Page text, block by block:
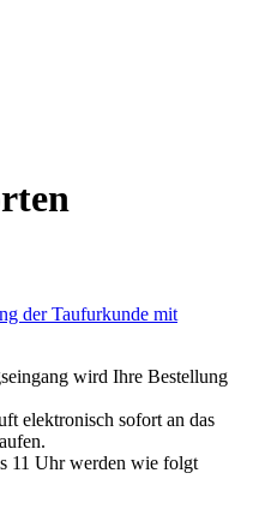
der Taufurkunde mit
wird Ihre Bestellung
elektronisch sofort an das
11 Uhr werden wie folgt